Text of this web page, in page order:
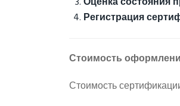
Регистрация
Стоимость
Стоимость